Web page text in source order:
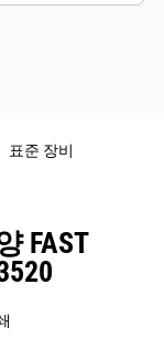
표준 장비
FAST